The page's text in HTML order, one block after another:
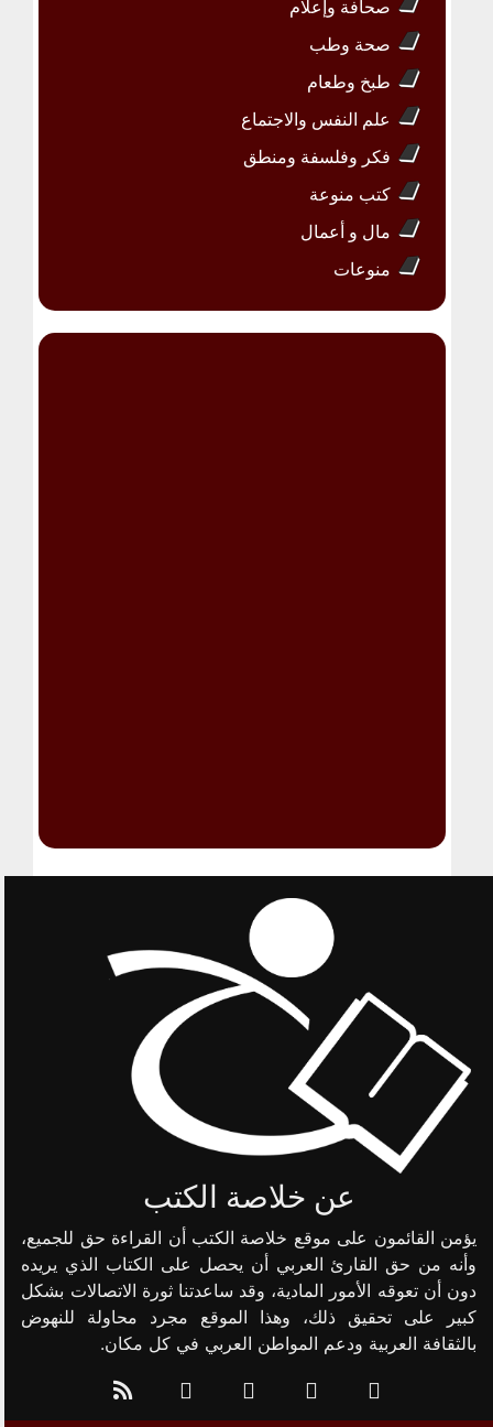
صحافة وإعلام
صحة وطب
طبخ وطعام
علم النفس والاجتماع
فكر وفلسفة ومنطق
كتب منوعة
مال و أعمال
منوعات
عن خلاصة الكتب
يؤمن القائمون على موقع خلاصة الكتب أن القراءة حق للجميع،
وأنه من حق القارئ العربي أن يحصل على الكتاب الذي يريده
دون أن تعوقه الأمور المادية، وقد ساعدتنا ثورة الاتصالات بشكل
كبير على تحقيق ذلك، وهذا الموقع مجرد محاولة للنهوض
بالثقافة العربية ودعم المواطن العربي في كل مكان.